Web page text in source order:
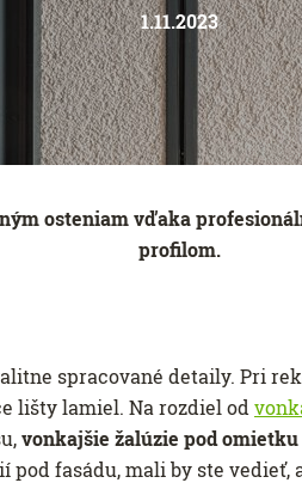
1.11.2023
osteniam vďaka
profilom.
spracované detaily. Pri
lišty lamiel. Na rozdiel od
vonkajšie žalúzie pod omietku
pod fasádu, mali by ste